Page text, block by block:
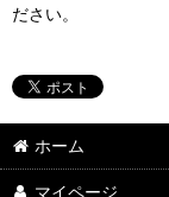
ださい。
ホーム
マイページ